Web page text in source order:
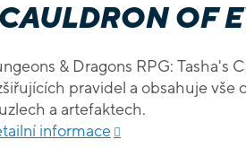
OF
& Dragons RPG: Tasha's
pravidel a obsahuje vše
a artefaktech.
informace